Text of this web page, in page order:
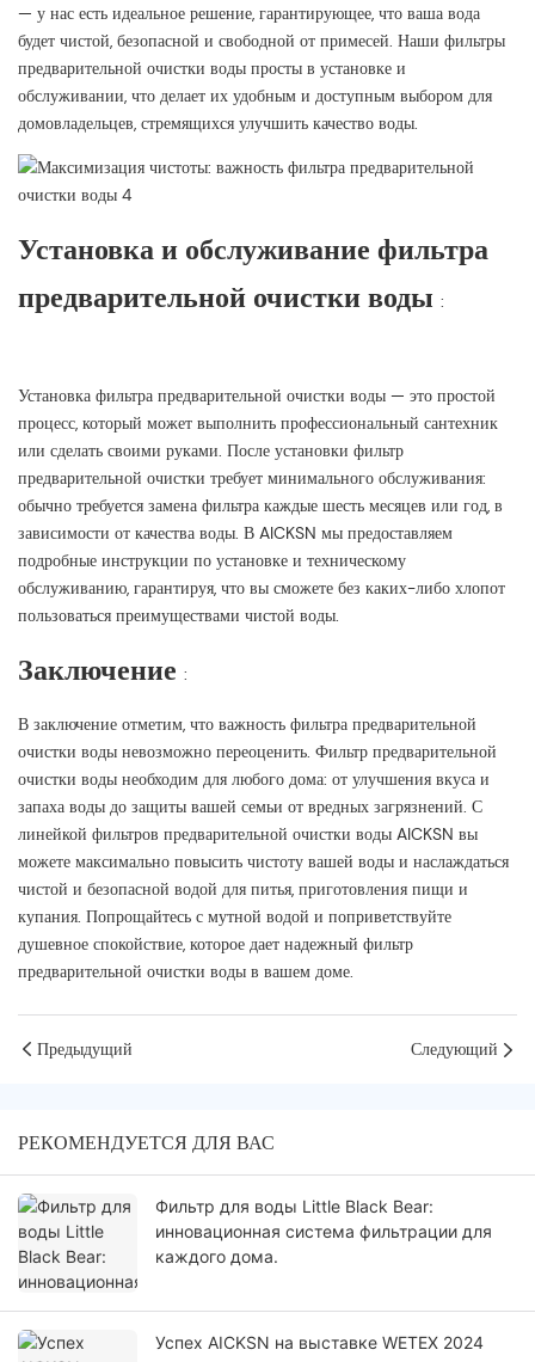
— у нас есть идеальное решение, гарантирующее, что ваша вода
будет чистой, безопасной и свободной от примесей. Наши фильтры
предварительной очистки воды просты в установке и
обслуживании, что делает их удобным и доступным выбором для
домовладельцев, стремящихся улучшить качество воды.
Установка и обслуживание фильтра
предварительной очистки воды :
Установка фильтра предварительной очистки воды — это простой
процесс, который может выполнить профессиональный сантехник
или сделать своими руками. После установки фильтр
предварительной очистки требует минимального обслуживания:
обычно требуется замена фильтра каждые шесть месяцев или год, в
зависимости от качества воды. В AICKSN мы предоставляем
подробные инструкции по установке и техническому
обслуживанию, гарантируя, что вы сможете без каких-либо хлопот
пользоваться преимуществами чистой воды.
Заключение :
В заключение отметим, что важность фильтра предварительной
очистки воды невозможно переоценить. Фильтр предварительной
очистки воды необходим для любого дома: от улучшения вкуса и
запаха воды до защиты вашей семьи от вредных загрязнений. С
линейкой фильтров предварительной очистки воды AICKSN вы
можете максимально повысить чистоту вашей воды и наслаждаться
чистой и безопасной водой для питья, приготовления пищи и
купания. Попрощайтесь с мутной водой и поприветствуйте
душевное спокойствие, которое дает надежный фильтр
предварительной очистки воды в вашем доме.
Предыдущий Следующий
РЕКОМЕНДУЕТСЯ ДЛЯ ВАС
Фильтр для воды Little Black Bear:
инновационная система фильтрации для
каждого дома.
Успех AICKSN на выставке WETEX 2024